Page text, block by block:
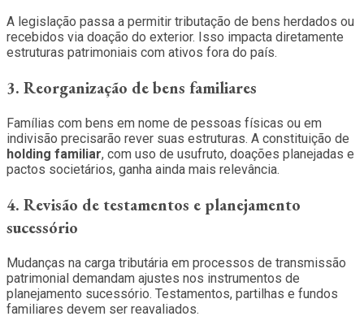
A legislação passa a permitir tributação de bens herdados ou
recebidos via doação do exterior. Isso impacta diretamente
estruturas patrimoniais com ativos fora do país.
3. Reorganização de bens familiares
Famílias com bens em nome de pessoas físicas ou em
indivisão precisarão rever suas estruturas. A constituição de
holding familiar, com uso de usufruto, doações planejadas e
pactos societários, ganha ainda mais relevância.
4. Revisão de testamentos e planejamento
sucessório
Mudanças na carga tributária em processos de transmissão
patrimonial demandam ajustes nos instrumentos de
planejamento sucessório. Testamentos, partilhas e fundos
familiares devem ser reavaliados.